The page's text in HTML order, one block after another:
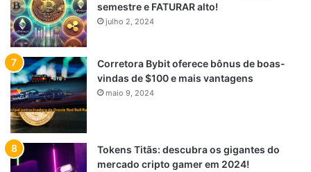
semestre e FATURAR alto!
julho 2, 2024
Corretora Bybit oferece bônus de boas-
vindas de $100 e mais vantagens
maio 9, 2024
Tokens Titãs: descubra os gigantes do
mercado cripto gamer em 2024!